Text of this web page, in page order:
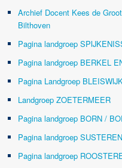
Archief Docent Kees de
Bilthoven
Pagina landgroep
Pagina landgroep BERKEL
Pagina Landgroep
Landgroep ZOETERMEER
Pagina landgroep BORN /
Pagina landgroep SUSTEREN
Pagina landgroep